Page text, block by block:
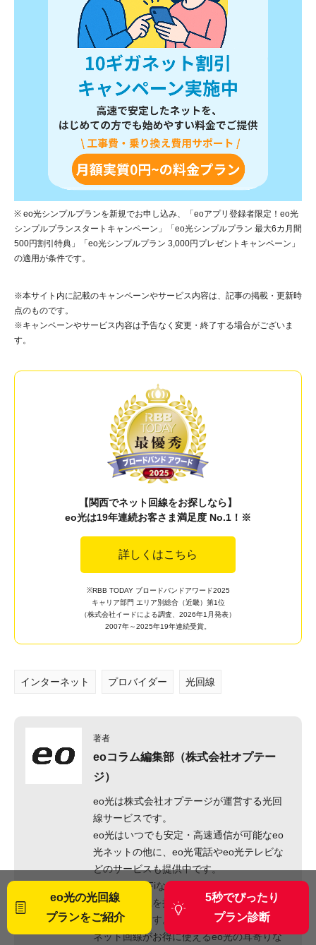
※ eo光シンプルプランを新規でお申し込み、「eoアプリ登録者限定！eo光
シンプルプランスタートキャンペーン」「eo光シンプルプラン 最大6カ月間
500円割引特典」「eo光シンプルプラン 3,000円プレゼントキャンペーン」
の適用が条件です。
※本サイト内に記載のキャンペーンやサービス内容は、記事の掲載・更新時
点のものです。
※キャンペーンやサービス内容は予告なく変更・終了する場合がございま
す。
【関西でネット回線をお探しなら】
eo光は19年連続お客さま満足度 No.1！※
詳しくはこちら
※RBB TODAY ブロードバンドアワード2025
キャリア部門 エリア別総合（近畿）第1位
（株式会社イードによる調査、2026年1月発表）
2007年～2025年19年連続受賞。
インターネット プロバイダー 光回線
著者
eoコラム編集部（株式会社オプテー
ジ）
eo光は株式会社オプテージが運営する光回
線サービスです。
eo光はいつでも安定・高速通信が可能なeo
光ネットの他に、eo光電話やeo光テレビな
どのサービスも提供中です。
光回線・Wi-Fiなどネット回線にまつわる疑
問に専門知識を持った編集部員がわかりやす
くお答えします。
ネット回線がお得に使えるeo光の耳寄りな
eo光の光回線
プランをご紹介
5秒でぴったり
プラン診断